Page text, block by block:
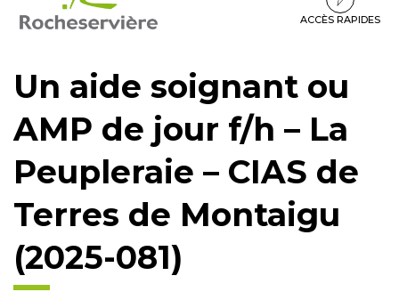
contenu
pied
ACCÈS RAPIDES
Un aide soignant ou
AMP de jour f/h – La
Peupleraie – CIAS de
Terres de Montaigu
(2025-081)